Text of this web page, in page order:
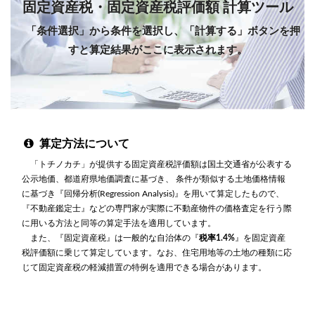
固定資産税・固定資産税評価額 計算ツール
「条件選択」から条件を選択し、「計算する」ボタンを押
すと算定結果がここに表示されます。
算定方法について
「トチノカチ」が提供する固定資産税評価額は国土交通省が公表する
公示地価、都道府県地価調査に基づき、 条件が類似する土地価格情報
に基づき『回帰分析(Regression Analysis)』を用いて算定したもので、
『不動産鑑定士』などの専門家が実際に不動産物件の価格査定を行う際
に用いる方法と同等の算定手法を適用しています。
また、『固定資産税』は一般的な自治体の『 税率1.4%』を固定資産
税評価額に乗じて算定しています。なお、住宅用地等の土地の種類に応
じて固定資産税の軽減措置の特例を適用できる場合があります。